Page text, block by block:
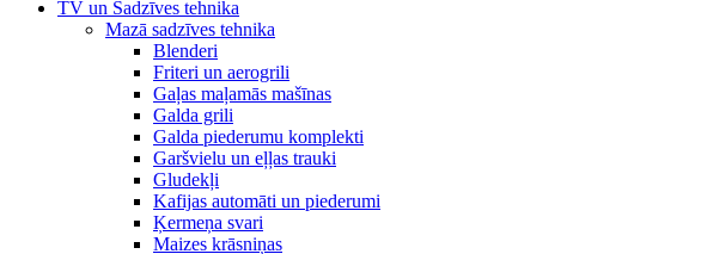
TV un Sadzīves tehnika
Mazā sadzīves tehnika
Blenderi
Friteri un aerogrili
Gaļas maļamās mašīnas
Galda grili
Galda piederumu komplekti
Garšvielu un eļļas trauki
Gludekļi
Kafijas automāti un piederumi
Ķermeņa svari
Maizes krāsniņas